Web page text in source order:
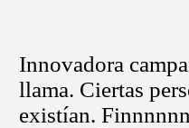
Innovadora
llama. Ciertas
existían.